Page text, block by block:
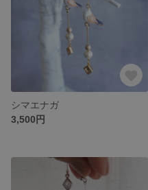
シマエナガ
3,500円